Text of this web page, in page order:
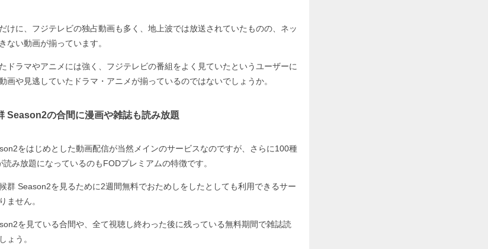
けに、フジテレビの独占動画も多く、地上波では放送されていたものの、ネッ
ない動画が揃っています。
ドラマやアニメには強く、フジテレビの番組をよく見ていたというユーザーに
画や見逃していたドラマ・アニメが揃っているのではないでしょうか。
Season2の合間に漫画や雑誌も読み放題
をはじめとした動画配信が当然メインのサービスなのですが、さらに100種
み放題になっているのもFODプレミアムの特徴です。
群 Season2を見るために2週間無料でおためしをしたとしても利用できるサー
ません。
を見ている合間や、全て視聴し終わった後に残っている無料期間で雑誌読
ょう。